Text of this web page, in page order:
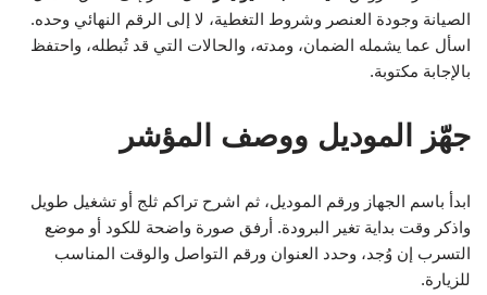
الصيانة وجودة العنصر وشروط التغطية، لا إلى الرقم النهائي وحده.
اسأل عما يشمله الضمان، ومدته، والحالات التي قد تُبطله، واحتفظ
بالإجابة مكتوبة.
جهّز الموديل ووصف المؤشر
ابدأ باسم الجهاز ورقم الموديل، ثم اشرح تراكم ثلج أو تشغيل طويل
واذكر وقت بداية تغير البرودة. أرفق صورة واضحة للكود أو موضع
التسرب إن وُجد، وحدد العنوان ورقم التواصل والوقت المناسب
للزيارة.